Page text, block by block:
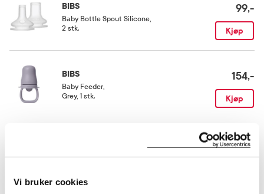
Vi bruker cookies
BIBS
Baby Bottle Spout Silicone
2 stk.
99,-
Kjøp
BIBS
Baby Feeder
Grey, 1 stk.
154,-
Kjøp
ANDRE SER OGSÅ PÅ